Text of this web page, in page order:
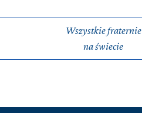
Wszystkie fraternie
na świecie